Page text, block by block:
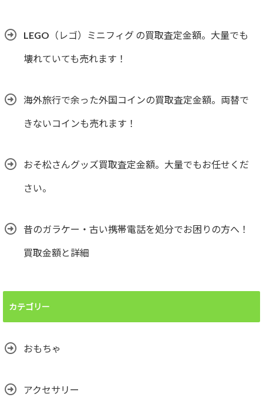
LEGO（レゴ）ミニフィグ の買取査定金額。大量でも
壊れていても売れます！
海外旅行で余った外国コインの買取査定金額。両替で
きないコインも売れます！
おそ松さんグッズ買取査定金額。大量でもお任せくだ
さい。
昔のガラケー・古い携帯電話を処分でお困りの方へ！
買取金額と詳細
カテゴリー
おもちゃ
アクセサリー